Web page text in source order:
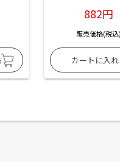
882円
販売価格(税込)